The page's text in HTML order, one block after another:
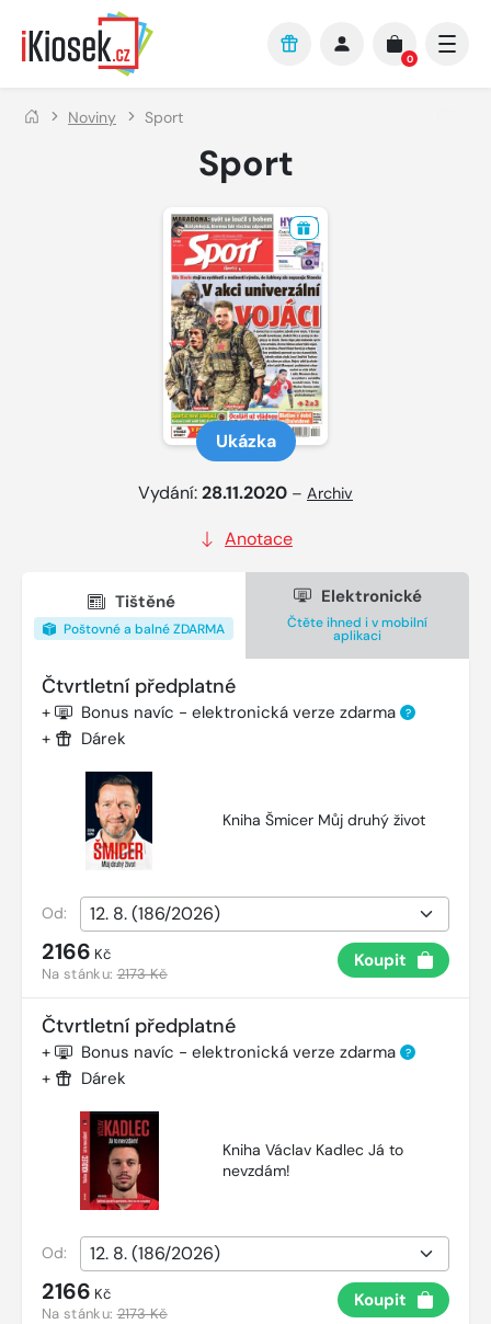
Přejít na hlavní obsah
0
Noviny Sport
Sport
Ukázka
Vydání:28.11.2020 – Archiv
Anotace
Tištěné
Poštovné a balné ZDARMA
Elektronické
Čtěte ihned i v mobilní
aplikaci
Čtvrtletní předplatné
+ Bonus navíc - elektronická verze zdarma ?
+ Dárek
Kniha Šmicer Můj druhý život
Od:
2166 Kč
Na stánku:2173 Kč
Koupit
Čtvrtletní předplatné
+ Bonus navíc - elektronická verze zdarma ?
+ Dárek
Kniha Václav Kadlec Já to
nevzdám!
Od:
2166 Kč
Na stánku:2173 Kč
Koupit